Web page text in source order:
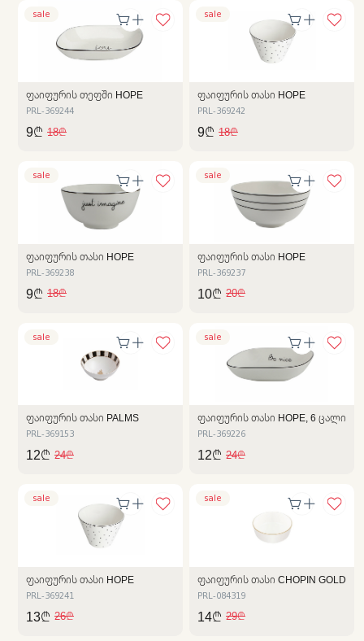
sale
ᲤᲐᲘᲤᲣᲠᲘᲡ ᲗᲔᲤᲨᲘ HOPE
PRL-369244
9₾ 18₾
sale
ᲤᲐᲘᲤᲣᲠᲘᲡ ᲗᲐᲡᲘ HOPE
PRL-369242
9₾ 18₾
sale
ᲤᲐᲘᲤᲣᲠᲘᲡ ᲗᲐᲡᲘ HOPE
PRL-369238
9₾ 18₾
sale
ᲤᲐᲘᲤᲣᲠᲘᲡ ᲗᲐᲡᲘ HOPE
PRL-369237
10₾ 20₾
sale
ᲤᲐᲘᲤᲣᲠᲘᲡ ᲗᲐᲡᲘ PALMS
PRL-369153
12₾ 24₾
sale
ᲤᲐᲘᲤᲣᲠᲘᲡ ᲗᲐᲡᲘ HOPE, 6 ᲪᲐᲚᲘ
PRL-369226
12₾ 24₾
sale
ᲤᲐᲘᲤᲣᲠᲘᲡ ᲗᲐᲡᲘ HOPE
PRL-369241
13₾ 26₾
sale
ᲤᲐᲘᲤᲣᲠᲘᲡ ᲗᲐᲡᲘ CHOPIN GOLD
PRL-084319
14₾ 29₾